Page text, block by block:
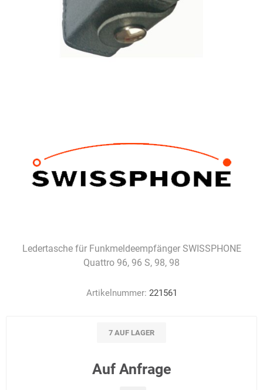
Ledertasche für Funkmeldeempfänger SWISSPHONE
Quattro 96, 96 S, 98, 98
Artikelnummer: 221561
7 AUF LAGER
Auf Anfrage